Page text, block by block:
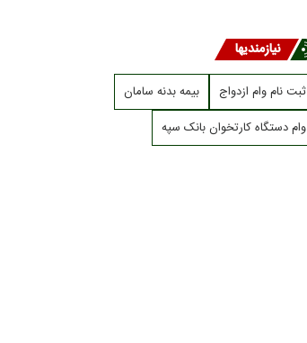
نیازمندیها
ثبت نام وام ازدواج
بیمه بدنه سامان
وام دستگاه کارتخوان بانک سپه